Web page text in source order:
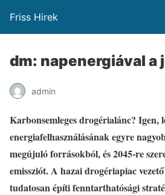
Friss Hirek
dm: napenergiával a
admin
Karbonsemleges drogérialánc? Igen,
energiafelhasználásának egyre
megújuló forrásokból, és 2045-re
emissziót. A hazai drogériapiac
tudatosan építi fenntarthatósági